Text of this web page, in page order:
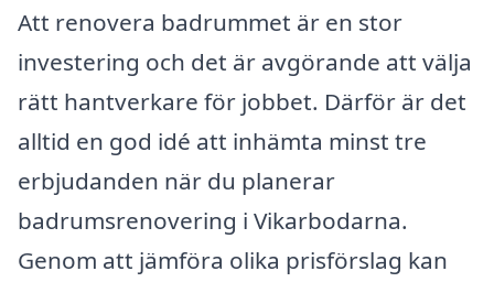
Att renovera badrummet är en stor
investering och det är avgörande att välja
rätt hantverkare för jobbet. Därför är det
alltid en god idé att inhämta minst tre
erbjudanden när du planerar
badrumsrenovering i Vikarbodarna.
Genom att jämföra olika prisförslag kan